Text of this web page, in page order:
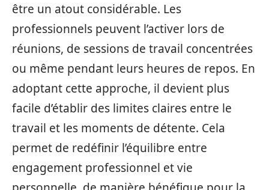
être un atout considérable. Les
professionnels peuvent l’activer lors de
réunions, de sessions de travail concentrées
ou même pendant leurs heures de repos. En
adoptant cette approche, il devient plus
facile d’établir des limites claires entre le
travail et les moments de détente. Cela
permet de redéfinir l’équilibre entre
engagement professionnel et vie